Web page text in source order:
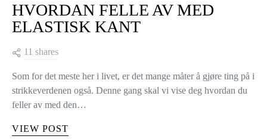
HVORDAN FELLE AV MED
ELASTISK KANT
11 shares
Som for det meste her i livet, er det mange måter å gjøre ting på i
strikkeverdenen også. Denne gang skal vi vise deg hvordan du
feller av med den…
VIEW POST